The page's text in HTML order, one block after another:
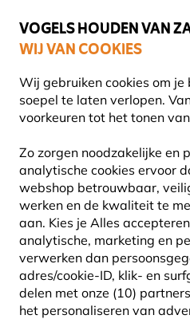
VOGELS HOUDEN VAN
WIJ VAN COOKIES
Wij gebruiken cookies om
soepel te laten verlopen.
voorkeuren tot het tonen
Zo zorgen noodzakelijke en
analytische cookies ervoor
webshop betrouwbaar,
werken en de kwaliteit te
aan. Kies je Alles
analytische, marketing en
verwerken dan
adres/cookie-ID, klik- en
delen met onze (10)
het personaliseren van
Gratis
WAAR HANG
Vivara
Content
Team
07 Juli
2025